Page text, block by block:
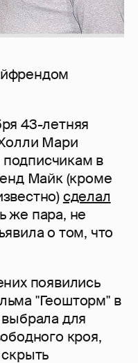
43-летняя
Мари
в
Майк (кроме
сделал
же пара, не
о том, что
появились
"Геошторм" в
для
кроя,